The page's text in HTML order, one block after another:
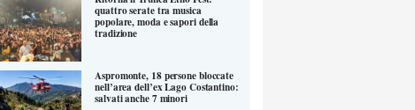
quattro serate tra musica
popolare, moda e sapori della
tradizione
Aspromonte, 18 persone bloccate
nell’area dell’ex Lago Costantino:
salvati anche 7 minori